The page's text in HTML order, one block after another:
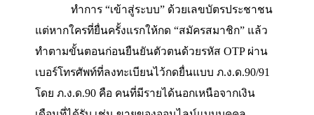
2567” ฉบับมือใหม่ที่สามารถทำตามได้ง่ายมากๆ
มีรายละเอียดอย่างไรบ้าง ไปดูกันเลย
1.เริ่มแรกเข้าไปที่เว็บไซต์ของกรมสรรพา